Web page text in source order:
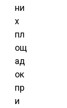
ни
х
пл
ощ
ад
ок
пр
и